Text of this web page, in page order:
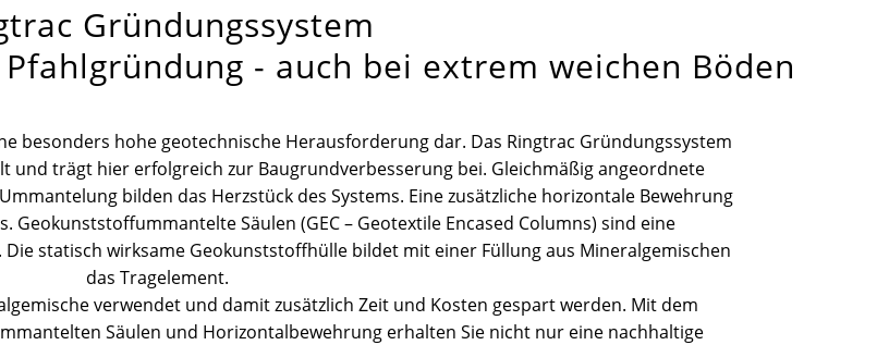
Gründungssystem
- auch bei extrem weichen Böden
besonders hohe geotechnische Herausforderung dar. Das Ringtrac Gründungssystem
und trägt hier erfolgreich zur Baugrundverbesserung bei. Gleichmäßig angeordnete
bilden das Herzstück des Systems. Eine zusätzliche horizontale Bewehrung
Geokunststoffummantelte Säulen (GEC – Geotextile Encased Columns) sind eine
statisch wirksame Geokunststoffhülle bildet mit einer Füllung aus Mineralgemischen
das Tragelement.
verwendet und damit zusätzlich Zeit und Kosten gespart werden. Mit dem
Säulen und Horizontalbewehrung erhalten Sie nicht nur eine nachhaltige